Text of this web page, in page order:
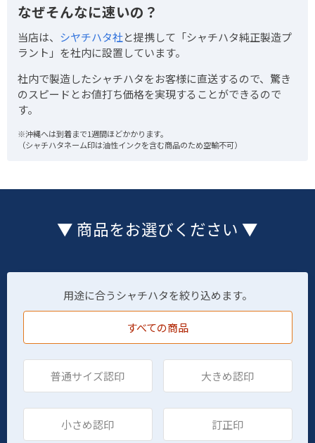
なぜそんなに速いの？
当店は、 シヤチハタ社と提携して「シャチハタ純正製造プ
ラント」を社内に設置しています。
社内で製造したシャチハタをお客様に直送するので、驚き
のスピードとお値打ち価格を実現することができるので
す。
※沖縄へは到着まで1週間ほどかかります。
（シャチハタネーム印は油性インクを含む商品のため空輸不可）
▼ 商品をお選びください ▼
用途に合うシャチハタを絞り込めます。
すべての商品
普通サイズ認印 大きめ認印
小さめ認印 訂正印